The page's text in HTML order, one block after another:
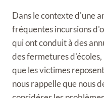
Dans le contexte d'une
fréquentes incursions
qui ont conduit à des
des fermetures
que les victimes
nous rappelle que nous